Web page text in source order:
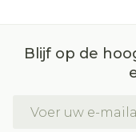
Blijf op de